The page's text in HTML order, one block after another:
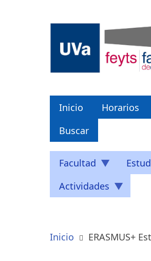
Inicio Horarios
Buscar
Facultad
Actividades
Inicio ERASMUS+